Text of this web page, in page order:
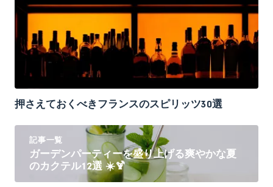
押さえておくべきフランスのスピリッツ30選
記事一覧
ガーデンパーティーを盛り上げる爽やかな夏
のカクテル12選 ☀️🍹